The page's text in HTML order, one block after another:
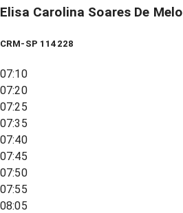
Elisa Carolina Soares De Melo
CRM-SP 114228
07:10
07:20
07:25
07:35
07:40
07:45
07:50
07:55
08:05